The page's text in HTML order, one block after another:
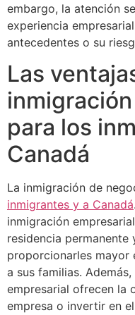
embargo, la atención
experiencia
antecedentes o su
Las
para los
Canadá
La inmigración de
inmigrantes y a Canadá
inmigración
residencia permanente
proporcionarles mayor
a sus familias.
empresarial ofrecen la
empresa o invertir en